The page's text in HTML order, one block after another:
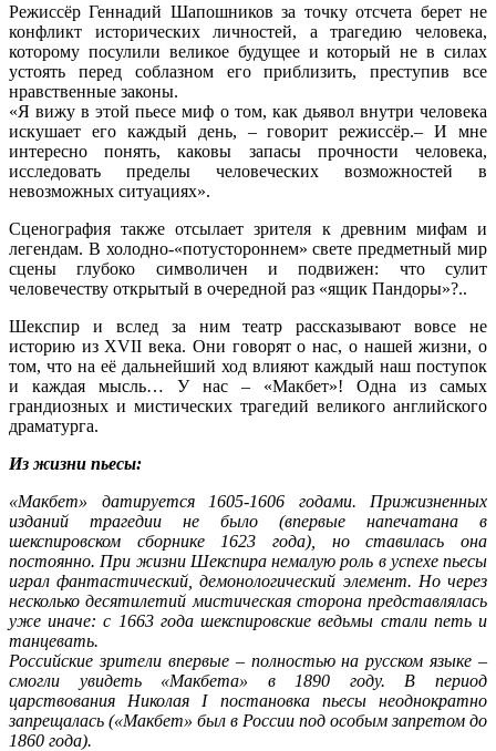
Режиссёр Геннадий Шапошников за точку отсчета берет не
конфликт исторических личностей, а трагедию человека,
которому посулили великое будущее и который не в силах
устоять перед соблазном его приблизить, преступив все
нравственные законы.
«Я вижу в этой пьесе миф о том, как дьявол внутри человека
искушает его каждый день, – говорит режиссёр.– И мне
интересно понять, каковы запасы прочности человека,
исследовать пределы человеческих возможностей в
невозможных ситуациях».
Сценография также отсылает зрителя к древним мифам и
легендам. В холодно-«потустороннем» свете предметный мир
сцены глубоко символичен и подвижен: что сулит
человечеству открытый в очередной раз «ящик Пандоры»?..
Шекспир и вслед за ним театр рассказывают вовсе не
историю из XVII века. Они говорят о нас, о нашей жизни, о
том, что на её дальнейший ход влияют каждый наш поступок
и каждая мысль… У нас – «Макбет»! Одна из самых
грандиозных и мистических трагедий великого английского
драматурга.
Из жизни пьесы:
«Макбет» датируется 1605-1606 годами. Прижизненных
изданий трагедии не было (впервые напечатана в
шекспировском сборнике 1623 года), но ставилась она
постоянно. При жизни Шекспира немалую роль в успехе пьесы
играл фантастический, демонологический элемент. Но через
несколько десятилетий мистическая сторона представлялась
уже иначе: с 1663 года шекспировские ведьмы стали петь и
танцевать.
Российские зрители впервые – полностью на русском языке –
смогли увидеть «Макбета» в 1890 году. В период
царствования Николая I постановка пьесы неоднократно
запрещалась («Макбет» был в России под особым запретом до
1860 года).